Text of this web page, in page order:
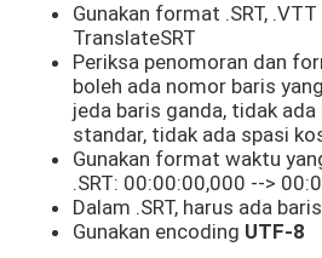
Gunakan format .SRT,
TranslateSRT
Periksa penomoran dan
boleh ada nomor baris
jeda baris ganda, tidak
standar, tidak ada spasi
Gunakan format waktu
.SRT: 00:00:00,000 -->
Dalam .SRT, harus ada
Gunakan encoding UTF-8